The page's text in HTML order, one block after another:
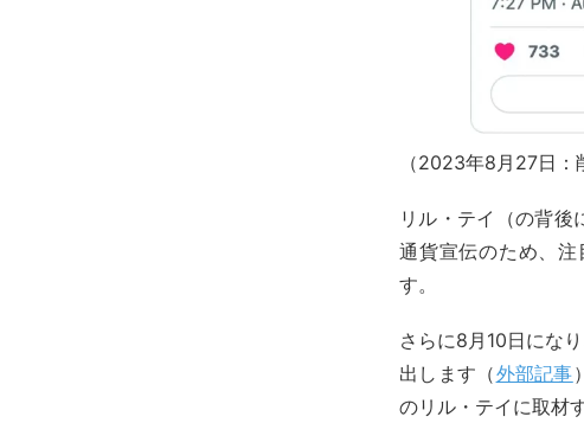
（2023年8月27日：
リル・テイ（の背
通貨宣伝のため、
す。
さらに8月10日にな
出します（外部記事
のリル・テイに取材